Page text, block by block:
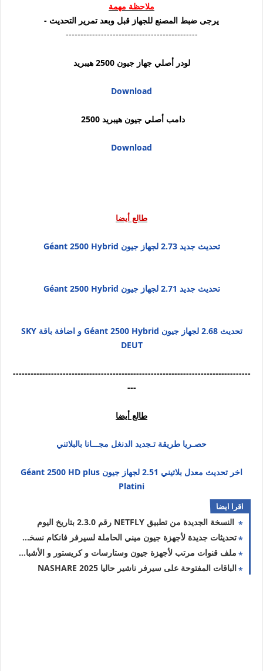
ملاحظة مهمة
يرجى ضبط المصنع للجهاز قبل وبعد تمرير التحديث -
---------------------------------------------
لودر أصلي جهاز جيون 2500 هيبريد
Download
دامب أصلي جيون هيبريد 2500
Download
طالع أيضا
تحديث جديد 2.73 لجهاز جيون Géant 2500 Hybrid
تحديث جديد 2.71 لجهاز جيون Géant 2500 Hybrid
تحديث 2.68 لجهاز جيون Géant 2500 Hybrid و اضافة باقة SKY
DEUT
---------------------------------------------------------------------------------
---
طالع أيضا
حصـريا طريقة تـجديد الدنغل مجـــانا بالبلاتني
اخر تحديث معدل بلاتيني 2.51 لجهاز جيون Géant 2500 HD plus
Platini
اقرا ايضا
النسخة الجديدة من تطبيق NETFLY رقم 2.3.0 بتاريخ اليوم
تحديثات جديدة لأجهزة جيون ميني الحاملة لسيرفر فانكام نسخة 3.29
ملف قنوات مرتب لأجهزة جيون وستارسات و كريستور و الأشباه لشهر نوفمبر 2025
الباقات المفتوحة على سيرفر ناشير حاليا NASHARE 2025